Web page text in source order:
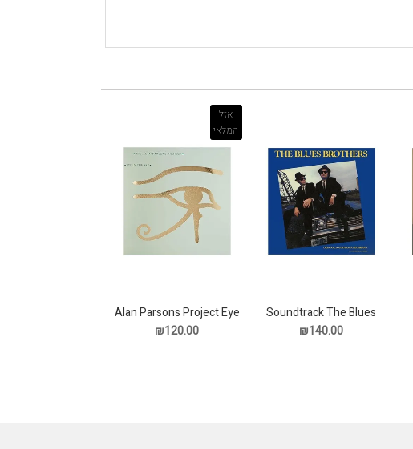
Soundtrack The Blues
Brothers תקליט
₪140.00
אזל
המלאי
Alan Parsons Project Eye
In The Sky תקליט
₪120.00